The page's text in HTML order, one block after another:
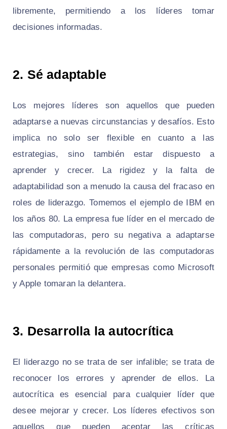
libremente, permitiendo a los líderes tomar
decisiones informadas.
2. Sé adaptable
Los mejores líderes son aquellos que pueden
adaptarse a nuevas circunstancias y desafíos. Esto
implica no solo ser flexible en cuanto a las
estrategias, sino también estar dispuesto a
aprender y crecer. La rigidez y la falta de
adaptabilidad son a menudo la causa del fracaso en
roles de liderazgo. Tomemos el ejemplo de IBM en
los años 80. La empresa fue líder en el mercado de
las computadoras, pero su negativa a adaptarse
rápidamente a la revolución de las computadoras
personales permitió que empresas como Microsoft
y Apple tomaran la delantera.
3. Desarrolla la autocrítica
El liderazgo no se trata de ser infalible; se trata de
reconocer los errores y aprender de ellos. La
autocrítica es esencial para cualquier líder que
desee mejorar y crecer. Los líderes efectivos son
aquellos que pueden aceptar las críticas